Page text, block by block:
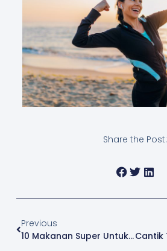
Share the Post:
Previous
10 Makanan Super Untuk Kulit Wajah Sehat Dan Glowing